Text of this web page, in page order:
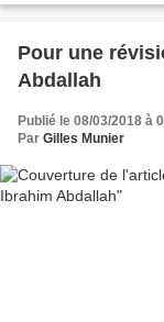
Pour une
Abdallah
Publié le 08/03/2018 à
Par Gilles Munier